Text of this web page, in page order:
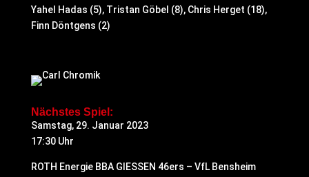
Yahel Hadas (5), Tristan Göbel (8), Chris Herget (18),
Finn Döntgens (2)
Nächstes Spiel:
Samstag, 29. Januar 2023
17:30 Uhr
ROTH Energie BBA GIESSEN 46ers – VfL Bensheim